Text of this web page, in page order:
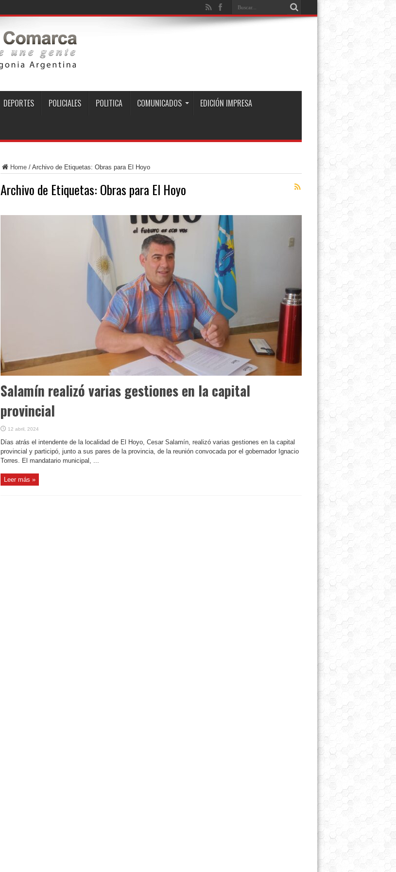
DEPORTES POLICIALES POLITICA COMUNICADOS EDICIÓN IMPRESA
Home/ Archivo de Etiquetas: Obras para El Hoyo
Archivo de Etiquetas: Obras para El Hoyo
Salamín realizó varias gestiones en la capital
provincial
12 abril, 2024
Días atrás el intendente de la localidad de El Hoyo, Cesar Salamín, realizó varias gestiones en la capital
provincial y participó, junto a sus pares de la provincia, de la reunión convocada por el gobernador Ignacio
Torres. El mandatario municipal, ...
Leer más »